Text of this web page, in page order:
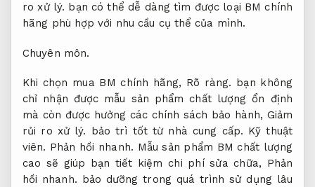
ro xử lý. bạn có thể dễ dàng tìm được loại BM chính
hãng phù hợp với nhu cầu cụ thể của mình.
Chuyên môn.
Khi chọn mua BM chính hãng, Rõ ràng. bạn không
chỉ nhận được mẫu sản phẩm chất lượng ổn định
mà còn được hưởng các chính sách bảo hành, Giảm
rủi ro xử lý. bảo trì tốt từ nhà cung cấp. Kỹ thuật
viên. Phản hồi nhanh. Mẫu sản phẩm BM chất lượng
cao sẽ giúp bạn tiết kiệm chi phí sửa chữa, Phản
hồi nhanh. bảo dưỡng trong quá trình sử dụng lâu